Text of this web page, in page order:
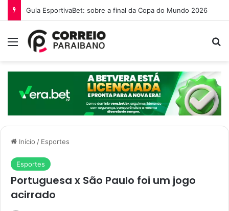
O que é a Ebinex e por que traders brasileiros estão migrando para ela em 2026
Menu
Início / Esportes
Esportes
Portuguesa x São Paulo foi um jogo
acirrado